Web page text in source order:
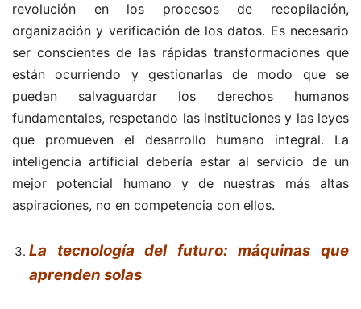
revolución en los procesos de recopilación,
organización y verificación de los datos. Es necesario
ser conscientes de las rápidas transformaciones que
están ocurriendo y gestionarlas de modo que se
puedan salvaguardar los derechos humanos
fundamentales, respetando las instituciones y las leyes
que promueven el desarrollo humano integral. La
inteligencia artificial debería estar al servicio de un
mejor potencial humano y de nuestras más altas
aspiraciones, no en competencia con ellos.
La tecnología del futuro: máquinas que
aprenden solas